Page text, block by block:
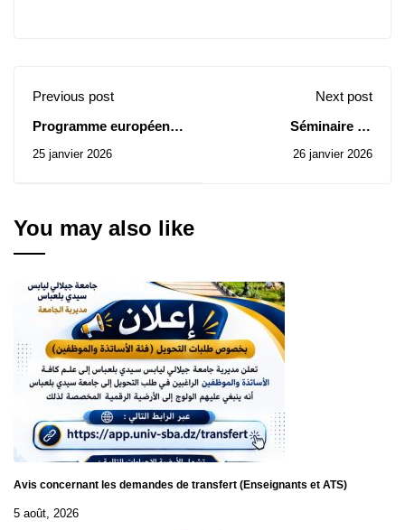
Previous post
Programme européen
d'excellence Marie
25 janvier 2026
Next post
Séminaire en
Informatique -Samedi
26 janvier 2026
You may also like
Avis concernant les demandes de transfert (Enseignants et ATS)
5 août, 2026